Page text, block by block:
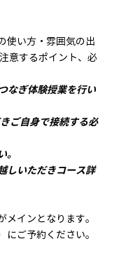
使い方・雰囲気の出
意するポイント、必
なぎ体験授業を行い
ご自身で接続する必
しいただきコース詳
インとなります。
ご予約ください。